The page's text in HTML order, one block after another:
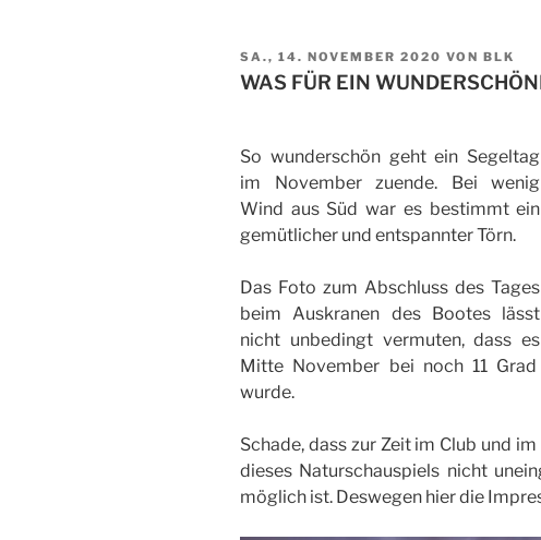
VERÖFFENTLICHT
AM
SA., 14. NOVEMBER 2020 VON BLK
WAS FÜR EIN
So wunderschön geht ein Segeltag
im November zuende. Bei wenig
Wind aus Süd war es bestimmt ein
gemütlicher und entspannter Törn.
Das Foto zum Abschluss des Tages
beim Auskranen des Bootes lässt
nicht unbedingt vermuten, dass es
Mitte November bei noch 11
wurde.
Schade, dass zur Zeit im Club und
dieses Naturschauspiels nicht
möglich ist. Deswegen hier die